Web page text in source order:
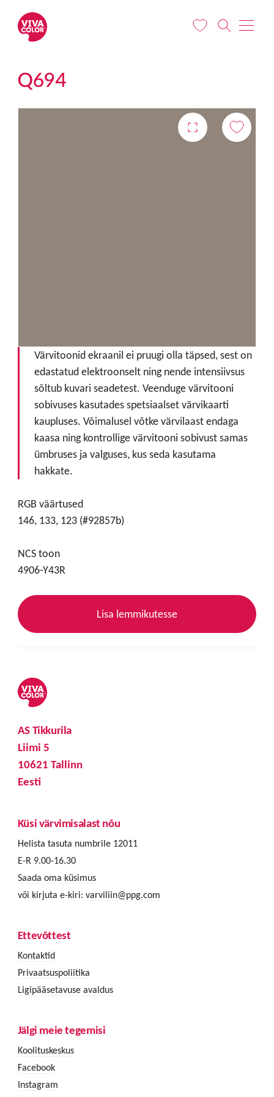
Q694
Värvitoonid ekraanil ei pruugi olla täpsed, sest on
edastatud elektroonselt ning nende intensiivsus
sõltub kuvari seadetest. Veenduge värvitooni
sobivuses kasutades spetsiaalset värvikaarti
kaupluses. Võimalusel võtke värvilaast endaga
kaasa ning kontrollige värvitooni sobivust samas
ümbruses ja valguses, kus seda kasutama
hakkate.
RGB väärtused
146, 133, 123 (#92857b)
NCS toon
4906-Y43R
Lisa lemmikutesse
AS Tikkurila
Liimi 5
10621 Tallinn
Eesti
Küsi värvimisalast nõu
Helista tasuta numbrile 12011
E-R 9.00-16.30
Saada oma küsimus
või kirjuta e-kiri: varviliin@ppg.com
Ettevõttest
Kontaktid
Privaatsuspoliitika
Ligipääsetavuse avaldus
Jälgi meie tegemisi
Koolituskeskus
Facebook
Instagram